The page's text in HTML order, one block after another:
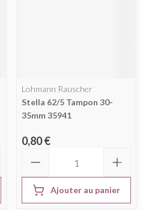
Lohmann Rauscher
Stella 62/5 Tampon 30-
35mm 35941
0,80 €
Ajouter au panier